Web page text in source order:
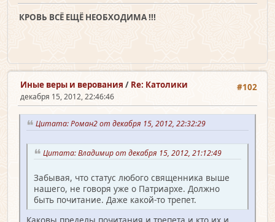
КРОВЬ ВСЁ ЕЩЁ НЕОБХОДИМА !!!
#102
Иные веры и верования / Re: Католики
декабря 15, 2012, 22:46:46
Цитата: Роман2 от декабря 15, 2012, 22:32:29
Цитата: Владимир от декабря 15, 2012, 21:12:49
Забывая, что статус любого священника выше
нашего, не говоря уже о Патриархе. Должно
быть почитание. Даже какой-то трепет.